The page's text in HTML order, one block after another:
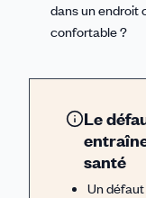
dans un endroit
confortable ?
Le
santé
Un